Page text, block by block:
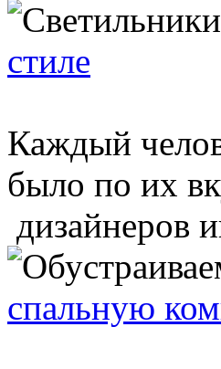
стиле
Каждый
было по их
дизайнеров
спальную